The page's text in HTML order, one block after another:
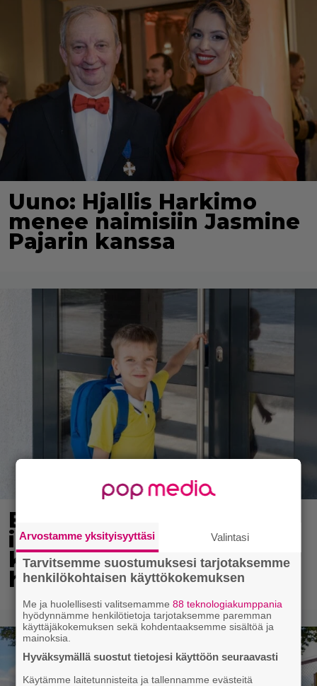
Uuno: Hjallis Harkimo
menee naimisiin Jasmine
Pajarin kanssa
Ekaluokkalaisille jaetaan
ilmainen kotiavain –
katso, mistä sen voi
hakea
Arvostamme yksityisyyttäsi Valintasi
Tarvitsemme suostumuksesi tarjotaksemme
henkilökohtaisen käyttökokemuksen
Me ja huolellisesti valitsemamme88 teknologiakumppania
hyödynnämme henkilötietoja tarjotaksemme paremman
käyttäjäkokemuksen sekä kohdentaaksemme sisältöä ja
mainoksia.
Hyväksymällä suostut tietojesi käyttöön seuraavasti
Käytämme laitetunnisteita ja tallennamme evästeitä